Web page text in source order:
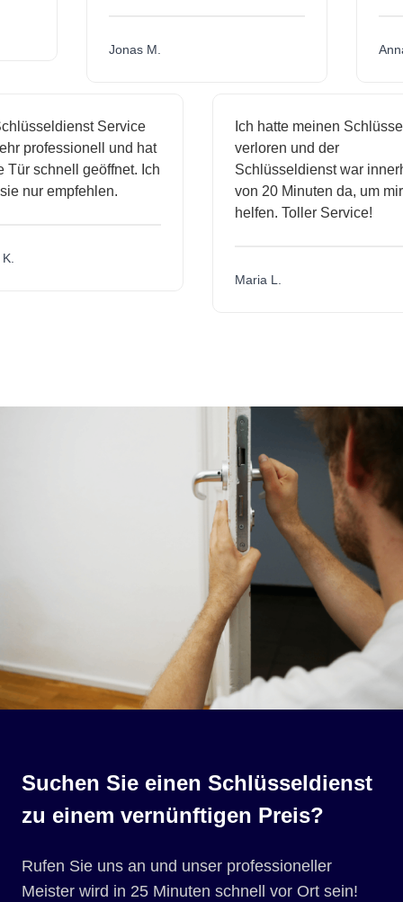
Jonas M.
Service
professionell und hat
schnell geöffnet. Ich
nur empfehlen.
Ich hatte meinen Schlüssel
verloren und der
Schlüsseldienst war
von 20 Minuten da, um mir zu
helfen. Toller Service!
Maria L.
Suchen Sie einen Schlüsseldienst
zu einem vernünftigen Preis?
Rufen Sie uns an und unser professioneller
Meister wird in 25 Minuten schnell vor Ort sein!